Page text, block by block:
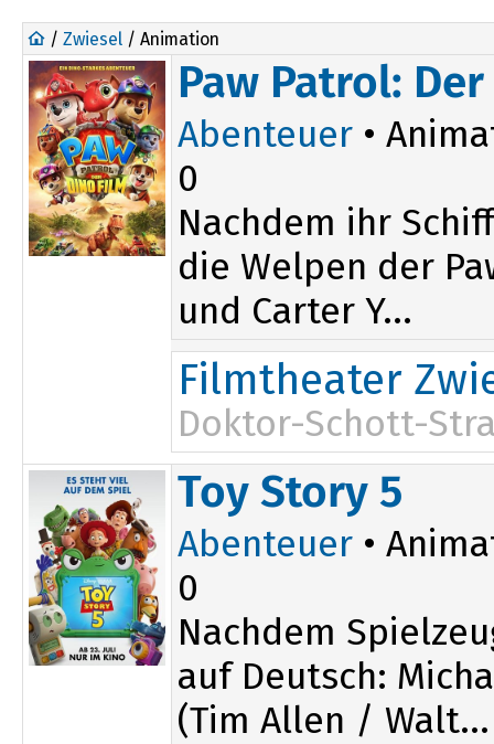
/ Zwiesel / Animation
Paw Patrol:
Abenteuer •
0
Nachdem ihr
die Welpen der
und Carter Y...
Filmtheater
Doktor-Schott-
Toy Story 5
Abenteuer •
0
Nachdem
auf Deutsch:
(Tim Allen / Walt...